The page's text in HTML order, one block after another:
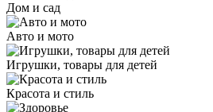
Дом и сад
Авто и мото
Игрушки, товары для детей
Красота и стиль